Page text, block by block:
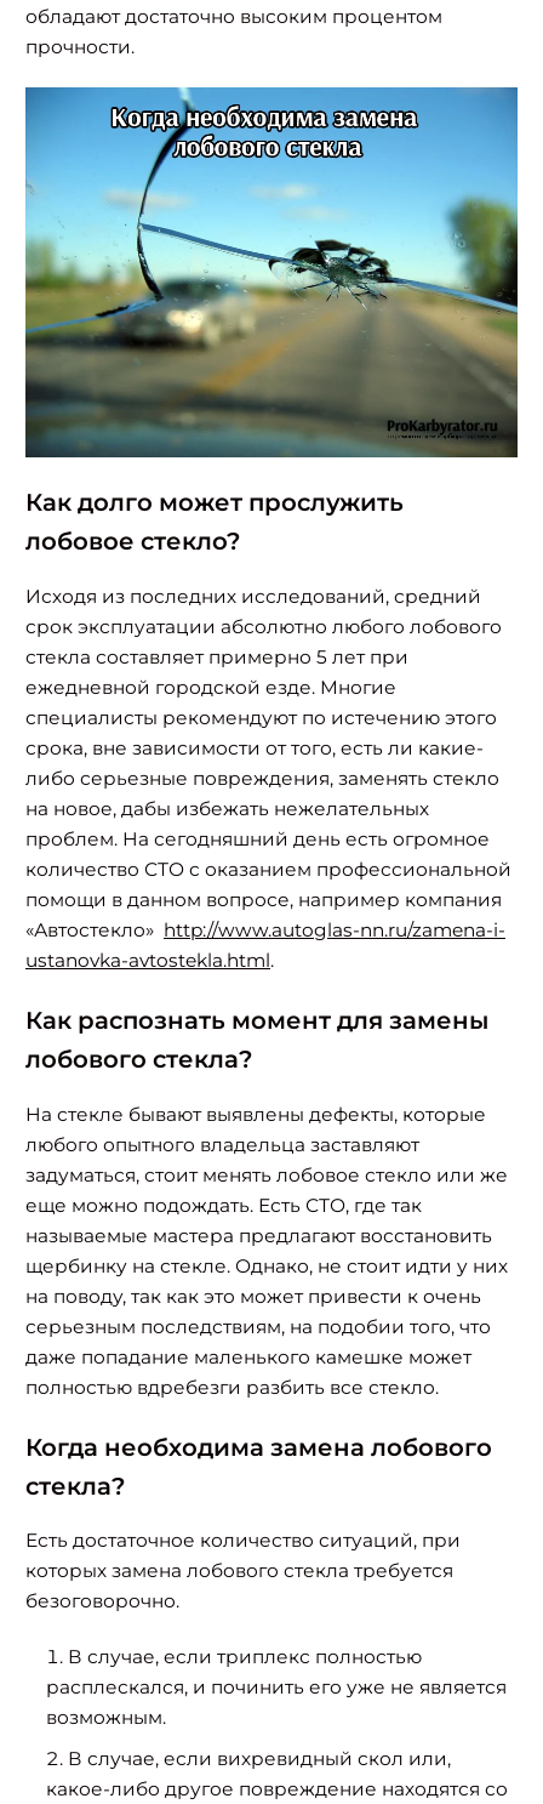
обладают достаточно высоким процентом
прочности.
Как долго может прослужить
лобовое стекло?
Исходя из последних исследований, средний
срок эксплуатации абсолютно любого лобового
стекла составляет примерно 5 лет при
ежедневной городской езде. Многие
специалисты рекомендуют по истечению этого
срока, вне зависимости от того, есть ли какие-
либо серьезные повреждения, заменять стекло
на новое, дабы избежать нежелательных
проблем. На сегодняшний день есть огромное
количество СТО с оказанием профессиональной
помощи в данном вопросе, например компания
«Автостекло» http://www.autoglas-nn.ru/zamena-i-
ustanovka-avtostekla.html.
Как распознать момент для замены
лобового стекла?
На стекле бывают выявлены дефекты, которые
любого опытного владельца заставляют
задуматься, стоит менять лобовое стекло или же
еще можно подождать. Есть СТО, где так
называемые мастера предлагают восстановить
щербинку на стекле. Однако, не стоит идти у них
на поводу, так как это может привести к очень
серьезным последствиям, на подобии того, что
даже попадание маленького камешке может
полностью вдребезги разбить все стекло.
Когда необходима замена лобового
стекла?
Есть достаточное количество ситуаций, при
которых замена лобового стекла требуется
безоговорочно.
В случае, если триплекс полностью
расплескался, и починить его уже не является
возможным.
В случае, если вихревидный скол или,
какое-либо другое повреждение находятся со